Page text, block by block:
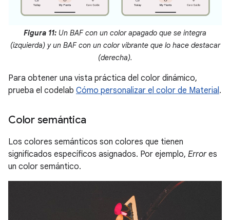
Figura 11: Un BAF con un color apagado que se integra
(izquierda) y un BAF con un color vibrante que lo hace destacar
(derecha).
Para obtener una vista práctica del color dinámico,
prueba el codelab Cómo personalizar el color de Material .
Color semántica
Los colores semánticos son colores que tienen
significados específicos asignados. Por ejemplo, Errores
un color semántico.